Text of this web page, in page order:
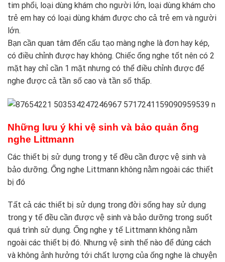
tim phổi, loại dùng khám cho người lớn, loại dùng khám cho
trẻ em hay có loại dùng khám được cho cả trẻ em và người
lớn.
Bạn cần quan tâm đến cấu tạo màng nghe là đơn hay kép,
có điều chỉnh được hay không. Chiếc ống nghe tốt nên có 2
mặt hay chỉ cần 1 mặt nhưng có thể điều chỉnh được để
nghe được cả tần số cao và tần số thấp.
Những lưu ý khi vệ sinh và bảo quản ống
nghe Littmann
Các thiết bị sử dụng trong y tế đều cần được vệ sinh và
bảo dưỡng. Ống nghe Littmann không nằm ngoài các thiết
bị đó
Tất cả các thiết bị sử dụng trong đời sống hay sử dụng
trong y tế đều cần được vệ sinh và bảo dưỡng trong suốt
quá trình sử dụng. Ống nghe y tế Littmann không nằm
ngoài các thiết bị đó. Nhưng vệ sinh thế nào để đúng cách
và không ảnh hưởng tới chất lượng của ống nghe là chuyện